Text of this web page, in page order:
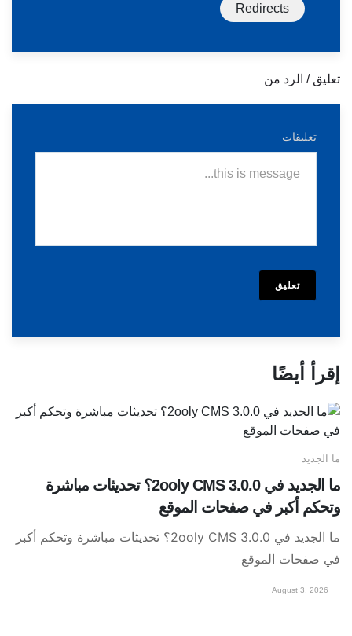
Redirects
تعليق / الرد من
تعليقات
تعليق
إقرأ أيضًا
ما الجديد
ما الجديد في 2ooly CMS 3.0.0؟ تحديثات مباشرة
وتحكم أكبر في صفحات الموقع
ما الجديد في 2ooly CMS 3.0.0؟ تحديثات مباشرة وتحكم أكبر
في صفحات الموقع
August 3, 2026